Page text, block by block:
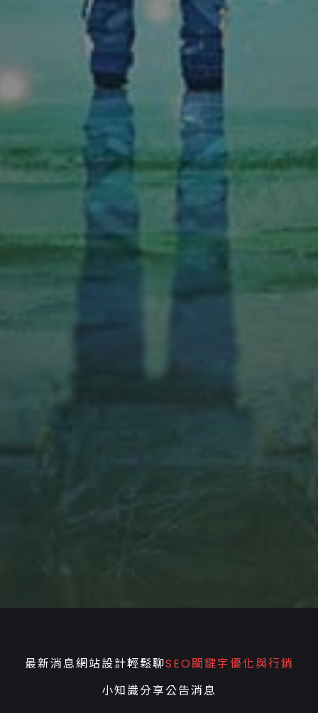
最新消息網站設計輕鬆聊SEO關鍵字優化與行銷
小知識分享公告消息